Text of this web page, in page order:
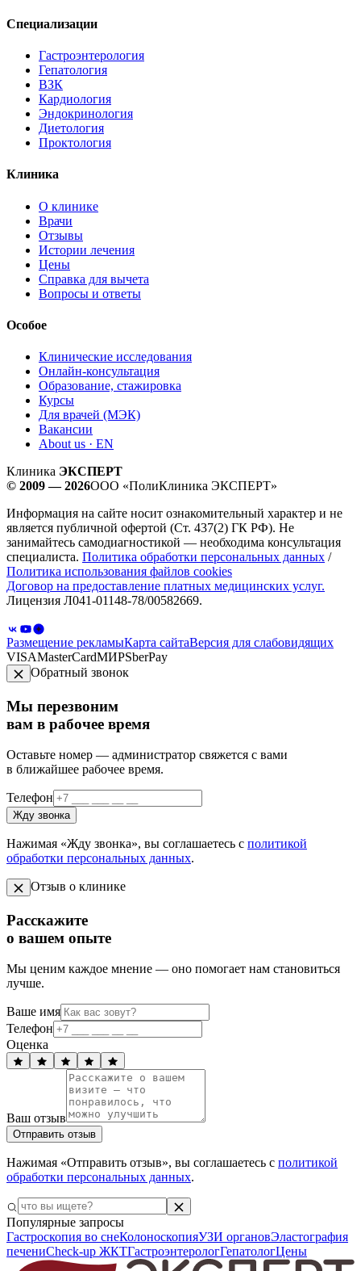
Специализации
Гастроэнтерология
Гепатология
ВЗК
Кардиология
Эндокринология
Диетология
Проктология
Клиника
О клинике
Врачи
Отзывы
Истории лечения
Цены
Справка для вычета
Вопросы и ответы
Особое
Клинические исследования
Онлайн-консультация
Образование, стажировка
Курсы
Для врачей (МЭК)
Вакансии
About us · EN
Клиника ЭКСПЕРТ
© 2009 — 2026ООО «ПолиКлиника ЭКСПЕРТ»
Информация на сайте носит ознакомительный характер и не
является публичной офертой (Ст. 437(2) ГК РФ). Не
занимайтесь самодиагностикой — необходима консультация
специалиста. Политика обработки персональных данных /
Политика использования файлов cookies
Договор на предоставление платных медицинских услуг.
Лицензия Л041-01148-78/00582669.
Размещение рекламыКарта сайтаВерсия для слабовидящих
VISAMasterCardМИРSberPay
Обратный звонок
Мы перезвоним
вам в рабочее время
Оставьте номер — администратор свяжется с вами
в ближайшее рабочее время.
Телефон
Жду звонка
Нажимая «Жду звонка», вы соглашаетесь с политикой
обработки персональных данных.
Отзыв о клинике
Расскажите
о вашем опыте
Мы ценим каждое мнение — оно помогает нам становиться
лучше.
Ваше имя
Телефон
Оценка
Ваш отзыв
Отправить отзыв
Нажимая «Отправить отзыв», вы соглашаетесь с политикой
обработки персональных данных.
Популярные запросы
Гастроскопия во снеКолоноскопияУЗИ органовЭластография
печениCheck-up ЖКТГастроэнтерологГепатологЦены